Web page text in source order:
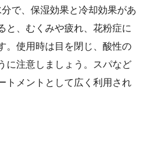
で、保湿効果と冷却効果があ
と、むくみや疲れ、花粉症に
。使用時は目を閉じ、酸性の
に注意しましょう。スパなど
トメントとして広く利用され